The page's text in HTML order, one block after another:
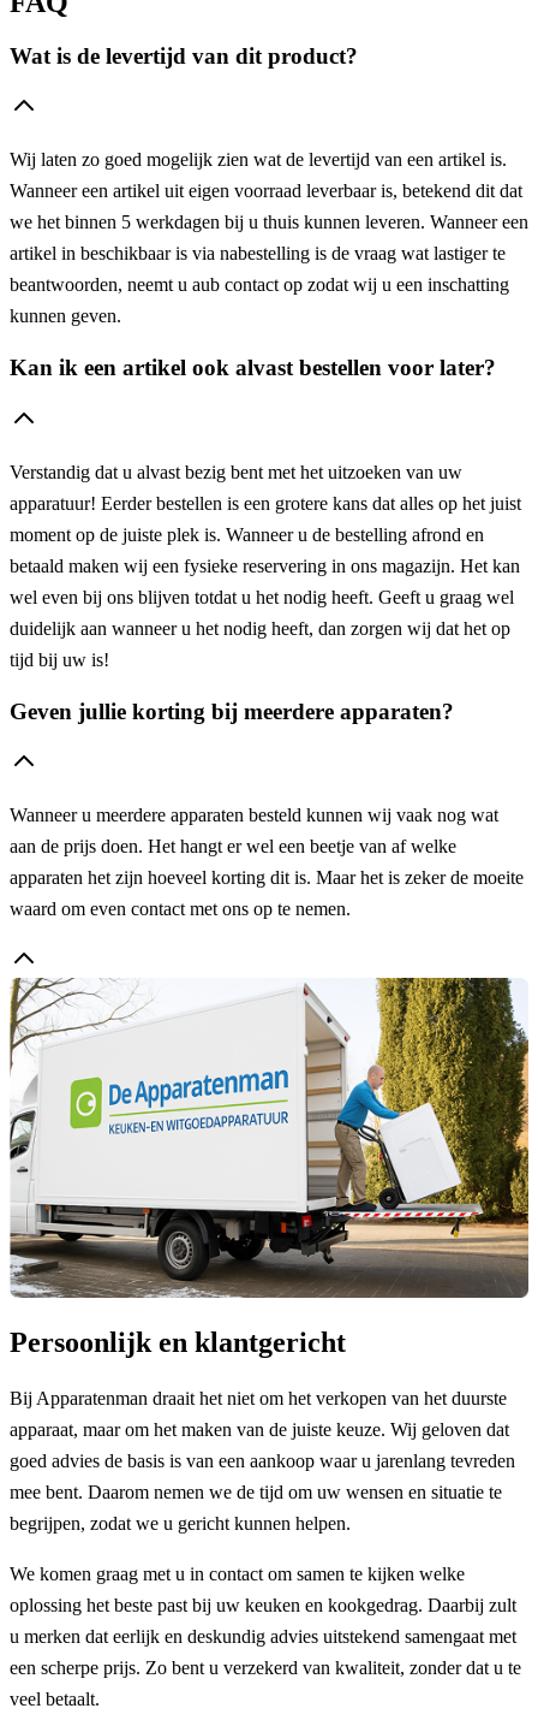
Wat is de levertijd van dit product?
Wij laten zo goed mogelijk zien wat de levertijd van een artikel is.
Wanneer een artikel uit eigen voorraad leverbaar is, betekend dit dat
we het binnen 5 werkdagen bij u thuis kunnen leveren. Wanneer een
artikel in beschikbaar is via nabestelling is de vraag wat lastiger te
beantwoorden, neemt u aub contact op zodat wij u een inschatting
kunnen geven.
Kan ik een artikel ook alvast bestellen voor later?
Verstandig dat u alvast bezig bent met het uitzoeken van uw
apparatuur! Eerder bestellen is een grotere kans dat alles op het juist
moment op de juiste plek is. Wanneer u de bestelling afrond en
betaald maken wij een fysieke reservering in ons magazijn. Het kan
wel even bij ons blijven totdat u het nodig heeft. Geeft u graag wel
duidelijk aan wanneer u het nodig heeft, dan zorgen wij dat het op
tijd bij uw is!
Geven jullie korting bij meerdere apparaten?
Wanneer u meerdere apparaten besteld kunnen wij vaak nog wat
aan de prijs doen. Het hangt er wel een beetje van af welke
apparaten het zijn hoeveel korting dit is. Maar het is zeker de moeite
waard om even contact met ons op te nemen.
Persoonlijk en klantgericht
Bij Apparatenman draait het niet om het verkopen van het duurste
apparaat, maar om het maken van de juiste keuze. Wij geloven dat
goed advies de basis is van een aankoop waar u jarenlang tevreden
mee bent. Daarom nemen we de tijd om uw wensen en situatie te
begrijpen, zodat we u gericht kunnen helpen.
We komen graag met u in contact om samen te kijken welke
oplossing het beste past bij uw keuken en kookgedrag. Daarbij zult
u merken dat eerlijk en deskundig advies uitstekend samengaat met
een scherpe prijs. Zo bent u verzekerd van kwaliteit, zonder dat u te
veel betaalt.